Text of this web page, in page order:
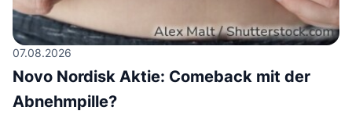
07.08.2026
Novo Nordisk Aktie: Comeback mit der
Abnehmpille?